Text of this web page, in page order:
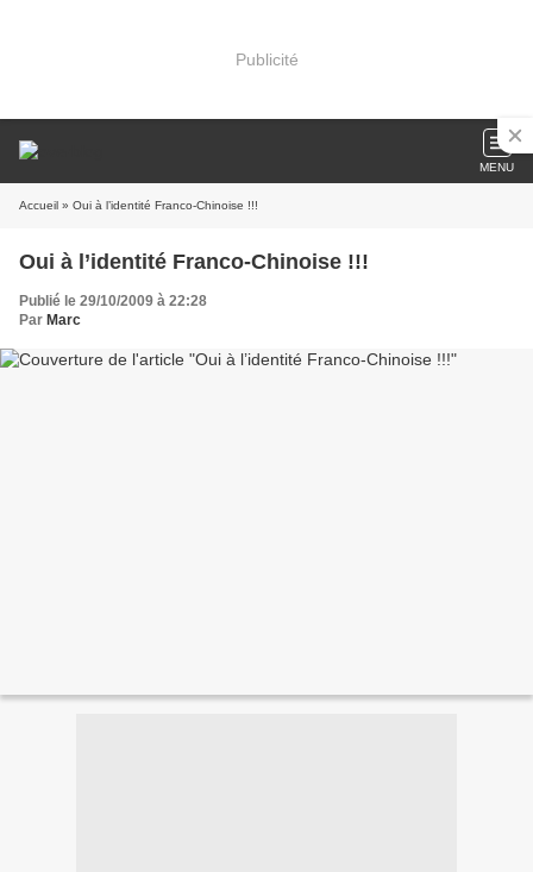
Publicité
MENU
Accueil » Oui à l’identité Franco-Chinoise !!!
Oui à l’identité Franco-Chinoise !!!
Publié le 29/10/2009 à 22:28
Par Marc